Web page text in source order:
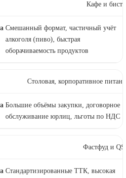
Кафе и
Смешанный формат, частичный учёт
алкоголя (пиво), быстрая
оборачиваемость продуктов
Столовая, корпоративное
Большие объёмы закупки, договорное
обслуживание юрлиц, льготы по НДС
Фастфуд и
Стандартизированные ТТК, высокая